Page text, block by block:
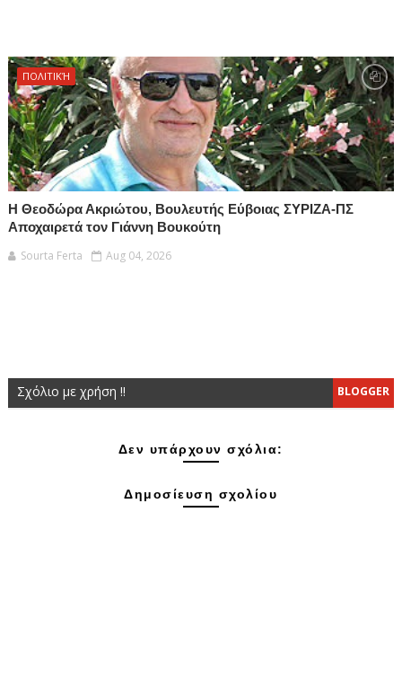
ΠΟΛΙΤΙΚΉ
Η Θεοδώρα Ακριώτου, Βουλευτής Εύβοιας ΣΥΡΙΖΑ-ΠΣ
Αποχαιρετά τον Γιάννη Βουκούτη
Sourta Ferta
Aug 04, 2026
BLOGGER
Σχόλιο με χρήση !!
Δεν υπάρχουν σχόλια:
Δημοσίευση σχολίου